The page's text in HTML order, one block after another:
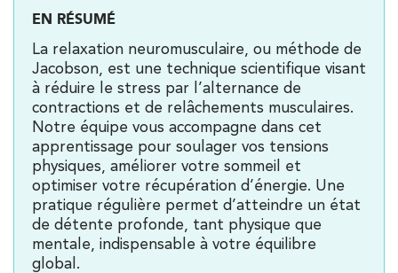
EN RÉSUMÉ
La relaxation neuromusculaire, ou méthode de
Jacobson, est une technique scientifique visant
à réduire le stress par l’alternance de
contractions et de relâchements musculaires.
Notre équipe vous accompagne dans cet
apprentissage pour soulager vos tensions
physiques, améliorer votre sommeil et
optimiser votre récupération d’énergie. Une
pratique régulière permet d’atteindre un état
de détente profonde, tant physique que
mentale, indispensable à votre équilibre
global.